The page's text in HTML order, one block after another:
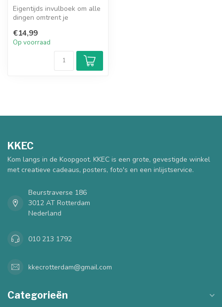
Eigentijds invulboek om alle
dingen omtrent je
schrijven voo...
€14,99
Op voorraad
KKEC
Kom langs in de Koopgoot. KKEC is een grote, gevestigde winkel
met creatieve cadeaus, posters, foto's en een inlijstservice.
Beurstraverse 186
3012 AT Rotterdam
Nederland
010 213 1792
kkecrotterdam@gmail.com
Categorieën